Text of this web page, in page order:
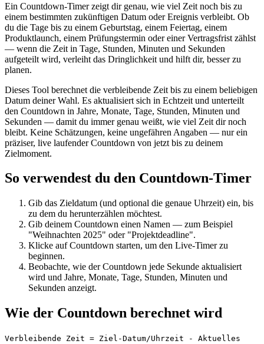
Ein Countdown-Timer zeigt dir genau, wie viel Zeit noch bis zu
einem bestimmten zukünftigen Datum oder Ereignis verbleibt. Ob
du die Tage bis zu einem Geburtstag, einem Feiertag, einem
Produktlaunch, einem Prüfungstermin oder einer Vertragsfrist zählst
— wenn die Zeit in Tage, Stunden, Minuten und Sekunden
aufgeteilt wird, verleiht das Dringlichkeit und hilft dir, besser zu
planen.
Dieses Tool berechnet die verbleibende Zeit bis zu einem beliebigen
Datum deiner Wahl. Es aktualisiert sich in Echtzeit und unterteilt
den Countdown in Jahre, Monate, Tage, Stunden, Minuten und
Sekunden — damit du immer genau weißt, wie viel Zeit dir noch
bleibt. Keine Schätzungen, keine ungefähren Angaben — nur ein
präziser, live laufender Countdown von jetzt bis zu deinem
Zielmoment.
So verwendest du den Countdown-Timer
Gib das Zieldatum (und optional die genaue Uhrzeit) ein, bis
zu dem du herunterzählen möchtest.
Gib deinem Countdown einen Namen — zum Beispiel
"Weihnachten 2025" oder "Projektdeadline".
Klicke auf Countdown starten, um den Live-Timer zu
beginnen.
Beobachte, wie der Countdown jede Sekunde aktualisiert
wird und Jahre, Monate, Tage, Stunden, Minuten und
Sekunden anzeigt.
Wie der Countdown berechnet wird
Verbleibende Zeit = Ziel-Datum/Uhrzeit - Aktuelles